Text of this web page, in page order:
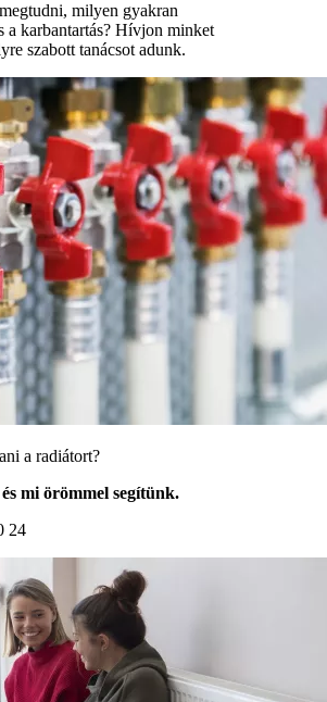
milyen gyakran
a karbantartás? Hívjon minket
szabott tanácsot adunk.
a radiátort?
mi örömmel segítünk.
24